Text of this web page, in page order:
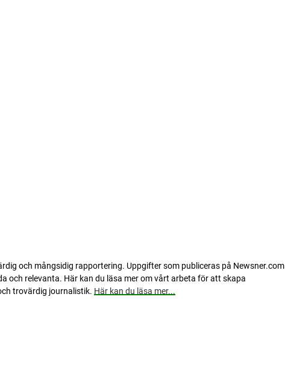
och mångsidig rapportering. Uppgifter som publiceras på Newsner.com
och relevanta. Här kan du läsa mer om vårt arbeta för att skapa
trovärdig journalistik. Här kan du läsa mer...